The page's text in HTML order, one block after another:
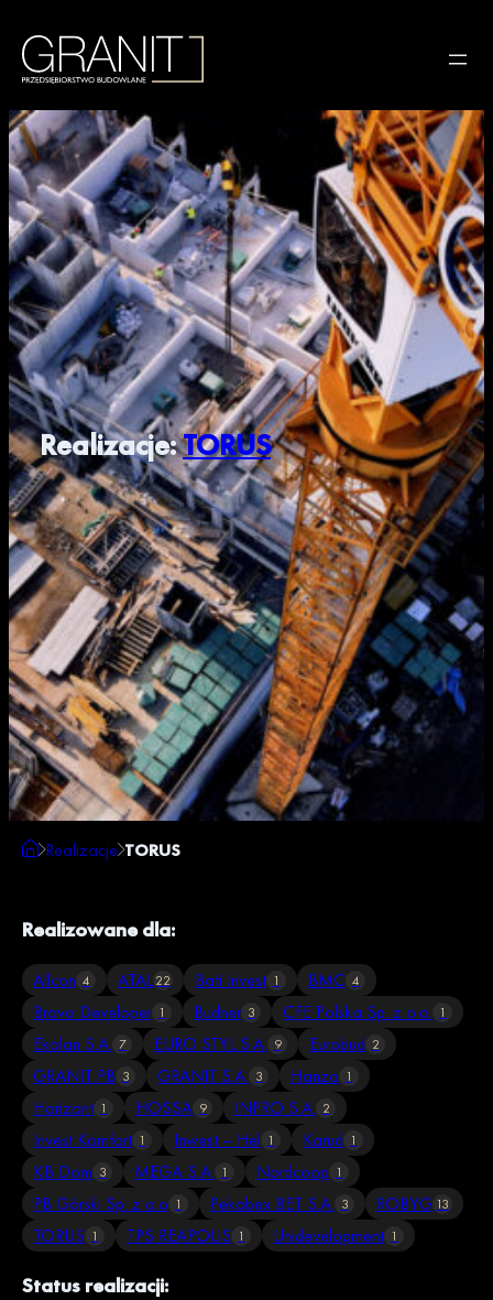
Realizacje:TORUS
Realizacje TORUS
Realizowane dla:
Allcon 4 ATAL22 Bati Invest 1 BMC 4
Bravo Developer 1 Budner 3 CFE Polska Sp. z o.o. 1
Ekolan S.A. 7 EURO STYL S.A. 9 Eurobud 2
GRANIT PB 3 GRANIT S.A. 3 Hanza 1
Horizont 1 HOSSA 9 INPRO S.A. 2
Invest Komfort 1 Inwest – Hel 1 Karud 1
KB Dom 3 MEGA S.A. 1 Nordcoop 1
PB Górski Sp. z o.o 1 Pekabex BET S.A. 3 ROBYG 13
TORUS 1 TPS REAPOLIS 1 Unidevelopment 1
Status realizacji: